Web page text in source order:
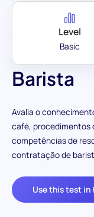
Barista
Avalia o
café, procedimentos
competências de
contratação de
Use this test in
Level
Basic